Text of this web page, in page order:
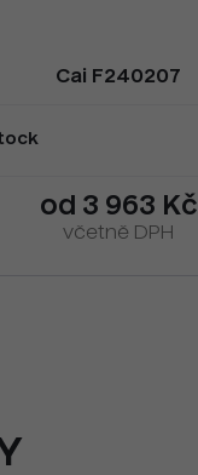
Cai F240207
od 3 963 Kč
včetně DPH